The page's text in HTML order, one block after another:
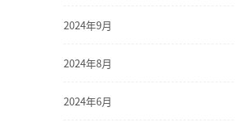
2024年9月
2024年8月
2024年6月